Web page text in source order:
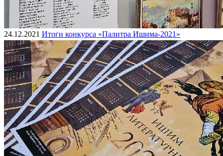
24.12.2021 Итоги конкурса «Палитра Ишима-2021»